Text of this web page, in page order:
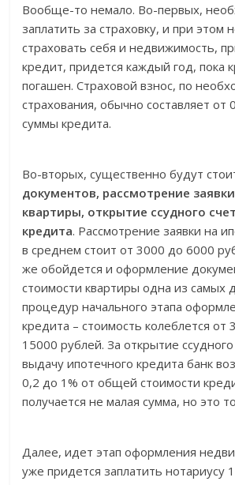
Вообще-то немало. Во-первых,
заплатить за страховку, и при этом
страховать себя и недвижимость,
кредит, придется каждый год, пока
погашен. Страховой взнос, по
страхования, обычно составляет от
суммы кредита.
Во-вторых, существенно будут
документов, рассмотрение
квартиры, открытие ссудного
кредита. Рассмотрение заявки на
в среднем стоит от 3000 до 6000
же обойдется и оформление
стоимости квартиры одна из самых
процедур начального этапа
кредита – стоимость колеблется от
15000 рублей. За открытие ссудного
выдачу ипотечного кредита банк
0,2 до 1% от общей стоимости
получается не малая сумма, но это
Далее, идет этап оформления
уже придется заплатить нотариусу